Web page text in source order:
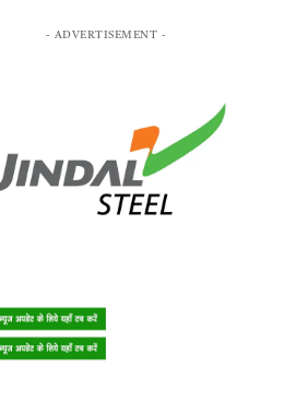
- ADVERTISEMENT -